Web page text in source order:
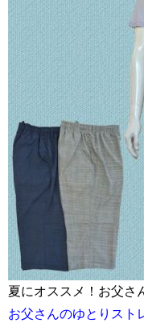
夏にオススメ！お父さ
お父さんのゆとりスト